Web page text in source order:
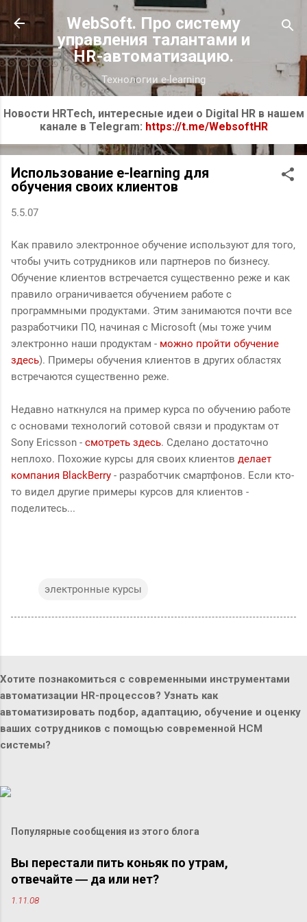
К основному контенту
WebSoft. Про систему
управления талантами и
HR-автоматизацию.
Технологии e-learning
Новости HRTech, интересные идеи о Digital HR в нашем
канале в Telegram: https://t.me/WebsoftHR
Использование e-learning для
обучения своих клиентов
5.5.07
Как правило электронное обучение используют для того,
чтобы учить сотрудников или партнеров по бизнесу.
Обучение клиентов встречается существенно реже и как
правило ограничивается обучением работе с
программными продуктами. Этим занимаются почти все
разработчики ПО, начиная с Microsoft (мы тоже учим
электронно наши продуктам - можно пройти обучение
здесь). Примеры обучения клиентов в других областях
встречаются существенно реже.
Недавно наткнулся на пример курса по обучению работе
с основами технологий сотовой связи и продуктам от
Sony Ericsson - смотреть здесь. Сделано достаточно
неплохо. Похожие курсы для своих клиентов делает
компания BlackBerry - разработчик смартфонов. Если кто-
то видел другие примеры курсов для клиентов -
поделитесь...
электронные курсы
Хотите познакомиться с современными инструментами
автоматизации HR-процессов? Узнать как
автоматизировать подбор, адаптацию, обучение и оценку
ваших сотрудников с помощью современной HCM
системы?
Популярные сообщения из этого блога
Вы перестали пить коньяк по утрам,
отвечайте ― да или нет?
1.11.08